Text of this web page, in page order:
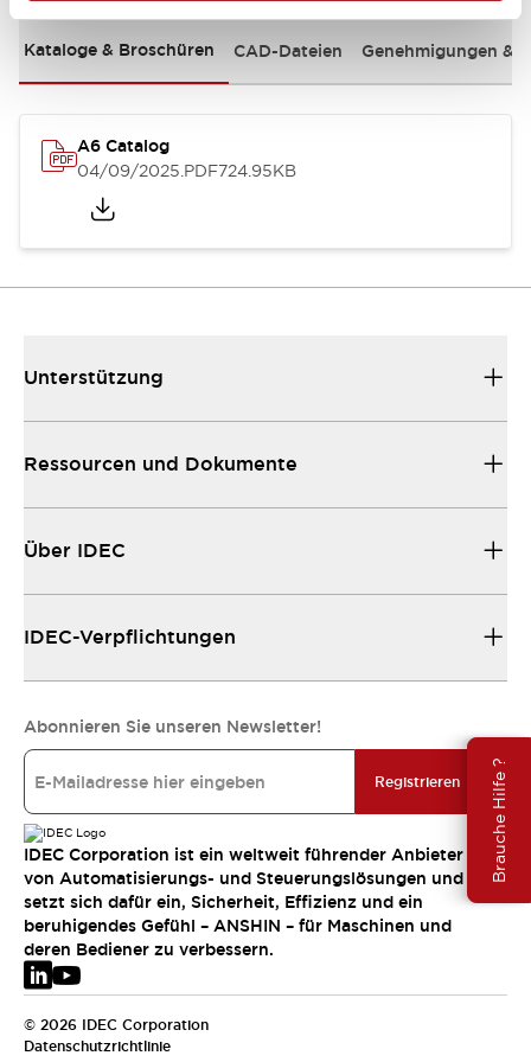
Brauche Hilfe ?
Kataloge & Broschüren CAD-Dateien Genehmigungen &
A6 Catalog
04/09/2025.PDF724.95KB
Unterstützung
Ressourcen und Dokumente
Über IDEC
IDEC-Verpflichtungen
Abonnieren Sie unseren Newsletter!
Registrieren
IDEC Corporation ist ein weltweit führender Anbieter
von Automatisierungs- und Steuerungslösungen und
setzt sich dafür ein, Sicherheit, Effizienz und ein
beruhigendes Gefühl – ANSHIN – für Maschinen und
deren Bediener zu verbessern.
© 2026 IDEC Corporation
Datenschutzrichtlinie